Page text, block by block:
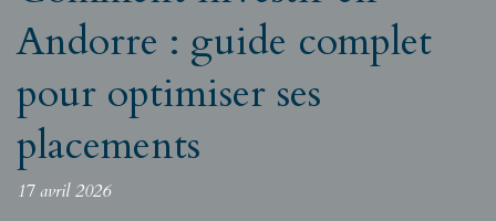
Andorre : guide complet
pour optimiser ses
placements
17 avril 2026